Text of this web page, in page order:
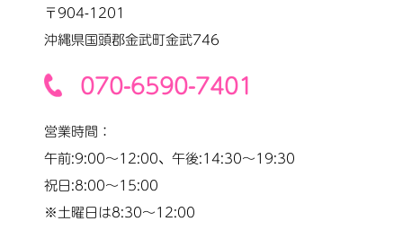
〒904-1201
沖縄県国頭郡金武町金武746
070-6590-7401
営業時間：
午前:9:00〜12:00、午後:14:30〜19:30
祝日:8:00〜15:00
※土曜日は8:30〜12:00